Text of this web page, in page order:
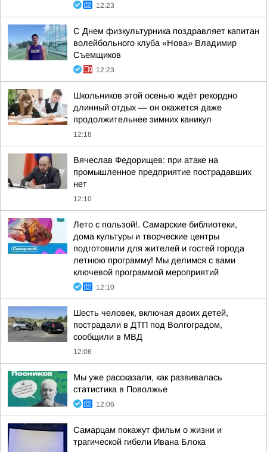
12:23
С Днем физкультурника поздравляет капитан
волейбольного клуба «Нова» Владимир
Съемщиков
12:23
Школьников этой осенью ждёт рекордно
длинный отдых — он окажется даже
продолжительнее зимних каникул
12:18
Вячеслав Федорищев: при атаке на
промышленное предприятие пострадавших
нет
12:10
Лето с пользой!. Самарские библиотеки,
дома культуры и творческие центры
подготовили для жителей и гостей города
летнюю программу! Мы делимся с вами
ключевой программой мероприятий
12:10
Шесть человек, включая двоих детей,
пострадали в ДТП под Волгоградом,
сообщили в МВД
12:06
Мы уже рассказали, как развивалась
статистика в Поволжье
12:06
Самарцам покажут фильм о жизни и
трагической гибели Ивана Блока